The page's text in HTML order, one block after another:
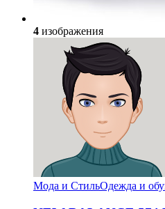
4 изображения
Мода и СтильОдежда и